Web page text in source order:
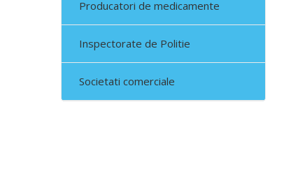
Producatori de medicamente
Inspectorate de Politie
Societati comerciale